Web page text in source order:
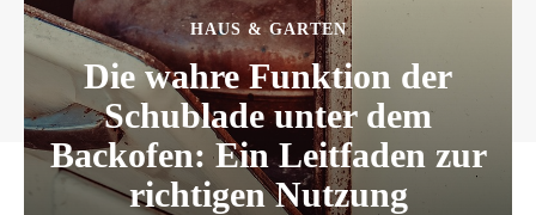
HAUS & GARTEN
Die wahre Funktion der
Schublade unter dem
Backofen: Ein Leitfaden zur
richtigen Nutzung